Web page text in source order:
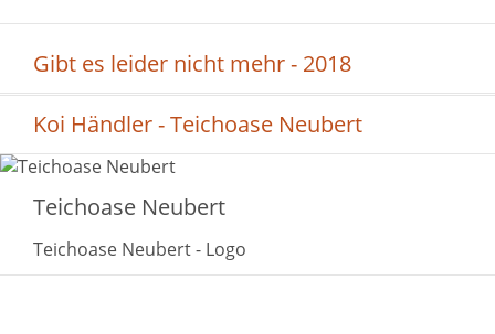
Gibt es leider nicht mehr - 2018
Koi Händler - Teichoase Neubert
Teichoase Neubert
Teichoase Neubert - Logo